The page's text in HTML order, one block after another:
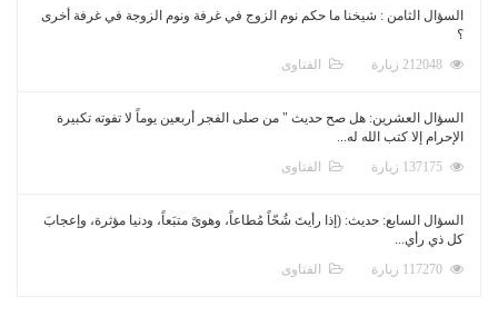
السؤال الثامن : شيخنا ما حكم نوم الزوج في غرفة ونوم الزوجة في غرفة أخرى
؟
الفتاوى
السؤال العشرين: هل صح حديث " من صلى الفجر أربعين يوماً لا تفوته تكبيرة
الإحرام إلا كتب الله له...
الفتاوى
السؤال السابع: حديث: (إذا رأيتَ شُحّاً مُطاعاً، وهوىً متبَعاً، ودنيا مؤثرة، وإعجابَ
كل ذي رأي...
الفتاوى